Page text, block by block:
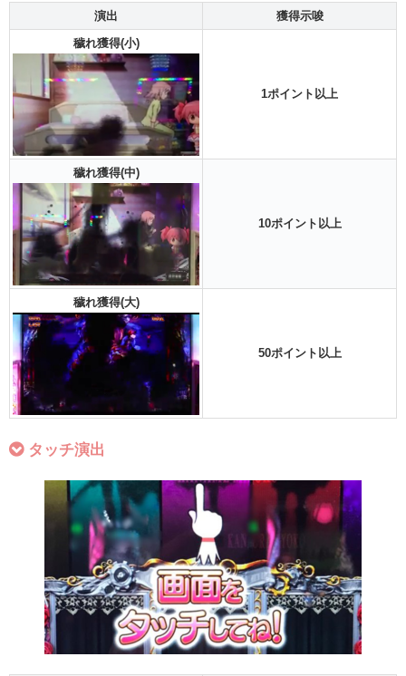
演出
獲得示唆
穢れ獲得(小)
1ポイント以上
穢れ獲得(中)
10ポイント以上
穢れ獲得(大)
50ポイント以上
タッチ演出